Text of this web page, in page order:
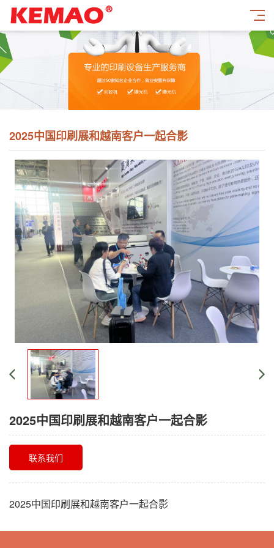
2025中国印刷展和越南客户一起合影
2025中国印刷展和越南客户一起合影
联系我们
2025中国印刷展和越南客户一起合影